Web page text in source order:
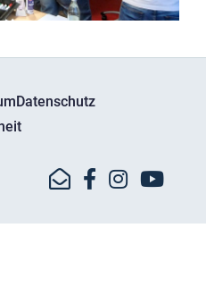
Datenschutz